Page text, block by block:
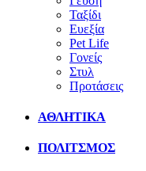
Ταξίδι
Ευεξία
Pet Life
Γονείς
Στυλ
Προτάσεις
ΑΘΛΗΤΙΚΑ
ΠΟΛΙΤΣΜΟΣ